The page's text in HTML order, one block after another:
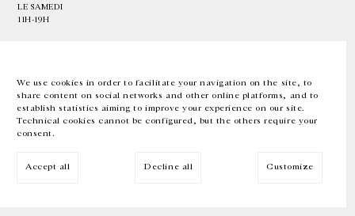
We use cookies in order to facilitate your navigation on the site, to
share content on social networks and other online platforms, and to
establish statistics aiming to improve your experience on our site.
Technical cookies cannot be configured, but the others require your
consent.
Accept all Decline all Customize
LE SAMEDI
11H-19H
EN FR 中文 Facebook Instagram
Inscrivez-vous à notre newsletter